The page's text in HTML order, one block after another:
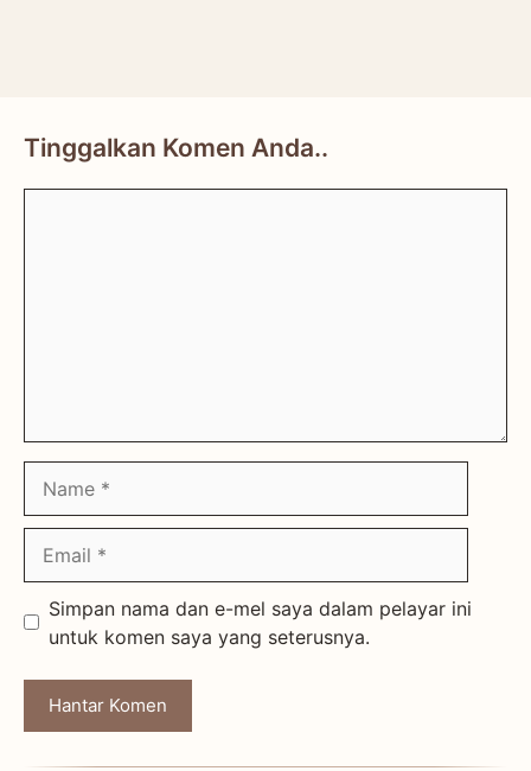
Tinggalkan Komen Anda..
Simpan nama dan e-mel saya dalam pelayar ini
untuk komen saya yang seterusnya.